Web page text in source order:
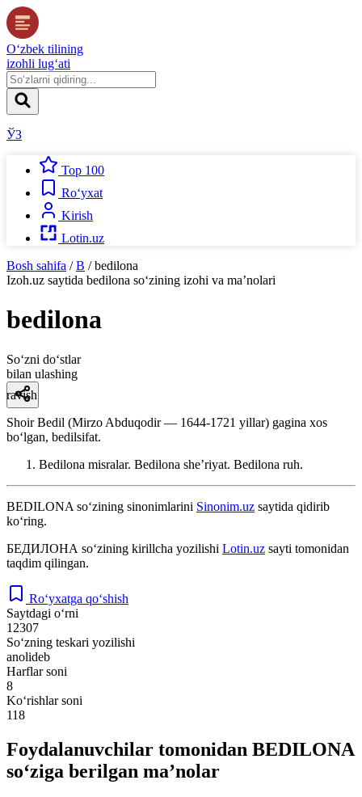
O‘zbek tilining
izohli lug‘ati
ЎЗ
Top 100
Ro‘yxat
Kirish
Lotin.uz
Bosh sahifa / B / bedilona
Izoh.uz saytida bedilona so‘zining izohi va ma’nolari
bedilona
So‘zni do‘stlar
bilan ulashing
ravish
Shoir Bedil (Mirzo Abduqodir — 1644-1721 yillar) gagina xos
boʻlgan, bedilsifat.
Bedilona misralar. Bedilona sheʼriyat. Bedilona ruh.
BEDILONA so‘zining sinonimlarini Sinonim.uz saytida qidirib
ko‘ring.
БЕДИЛОНА so‘zining kirillcha yozilishi Lotin.uz sayti tomonidan
taqdim qilingan.
Ro‘yxatga qo‘shish
Saytdagi o‘rni
12307
So‘zning teskari yozilishi
anolideb
Harflar soni
8
Ko‘rishlar soni
118
Foydalanuvchilar tomonidan BEDILONA
so‘ziga berilgan ma’nolar